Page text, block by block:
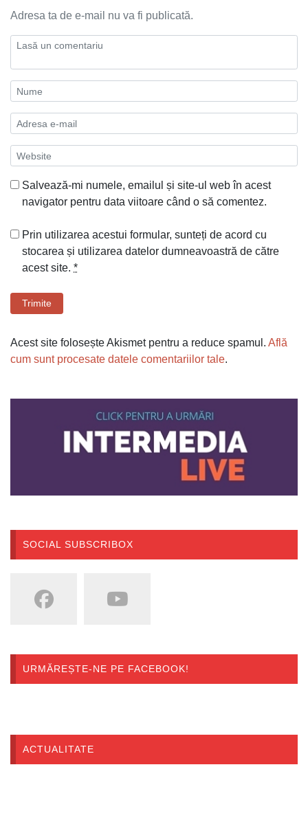
Adresa ta de e-mail nu va fi publicată.
Salvează-mi numele, emailul și site-ul web în acest
navigator pentru data viitoare când o să comentez.
Prin utilizarea acestui formular, sunteți de acord cu
stocarea și utilizarea datelor dumneavoastră de către
acest site. *
Trimite
Acest site folosește Akismet pentru a reduce spamul. Află
cum sunt procesate datele comentariilor tale.
SOCIAL SUBSCRIBOX
URMĂREȘTE-NE PE FACEBOOK!
ACTUALITATE